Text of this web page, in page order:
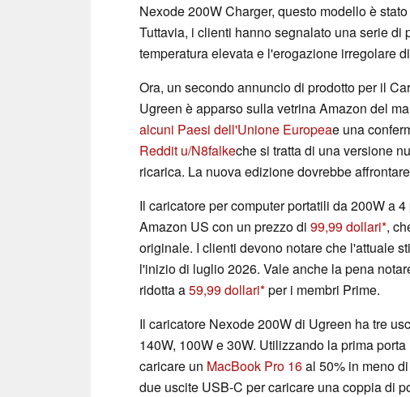
Nexode 200W Charger, questo modello è
Tuttavia, i clienti hanno segnalato una serie
temperatura elevata e l'erogazione irregolare
Ora, un secondo annuncio di prodotto per il
Ugreen è apparso sulla vetrina Amazon del
alcuni Paesi dell'Unione Europeae una
Reddit u/N8falkeche si tratta di una versione
ricarica. La nuova edizione dovrebbe
Il caricatore per computer portatili da 200W a
Amazon US con un prezzo di 99,99 dollari ,
originale. I clienti devono notare che l'attuale
l'inizio di luglio 2026. Vale anche la pena
ridotta a59,99 dollari per i membri Prime.
Il caricatore Nexode 200W di Ugreen ha tre
140W, 100W e 30W. Utilizzando la prima
caricare un MacBook Pro 16al 50% in meno
due uscite USB-C per caricare una coppia di